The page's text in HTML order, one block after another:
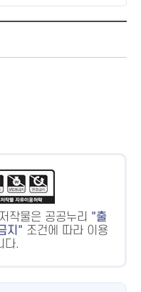
작물은 공공누리
출
지
조건에 따라 이용
다.